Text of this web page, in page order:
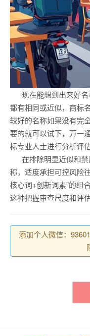
现在能想到出来好名
都有相同或近似，商标
较好的名称如果没有完
要的就可以试下，万一
标专业人士进行分析评估
在排除明显近似和禁
称，适度承担可控风险
核心词+创新词素”的组
这种把握审查尺度和评估
添加个人微信：